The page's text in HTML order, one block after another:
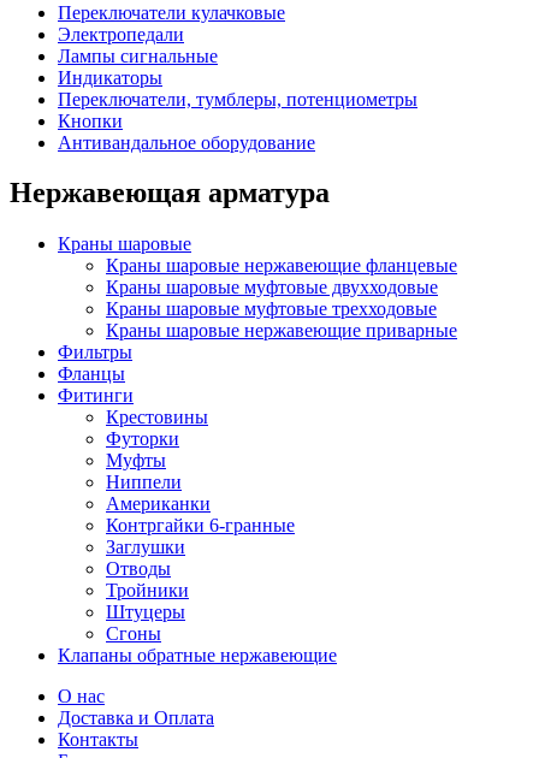
Переключатели кулачковые
Электропедали
Лампы сигнальные
Индикаторы
Переключатели, тумблеры, потенциометры
Кнопки
Антивандальное оборудование
Нержавеющая арматура
Краны шаровые
Краны шаровые нержавеющие фланцевые
Краны шаровые муфтовые двухходовые
Краны шаровые муфтовые трехходовые
Краны шаровые нержавеющие приварные
Фильтры
Фланцы
Фитинги
Крестовины
Футорки
Муфты
Ниппели
Американки
Контргайки 6-гранные
Заглушки
Отводы
Тройники
Штуцеры
Сгоны
Клапаны обратные нержавеющие
О нас
Доставка и Оплата
Контакты